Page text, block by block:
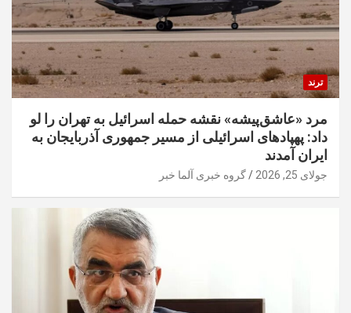
ترند
مرد «عاشق‌پیشه» نقشه حمله اسرائیل به تهران را لو
داد: پهپادهای اسرائیلی از مسیر جمهوری آذربایجان به
ایران آمدند
جولای 25, 2026 گروه خبری آلما خبر